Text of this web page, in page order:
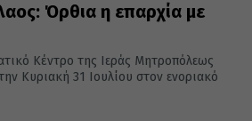
Όρθια η επαρχία με
Κέντρο της Ιεράς Μητροπόλεως
Κυριακή 31 Ιουλίου στον ενοριακό